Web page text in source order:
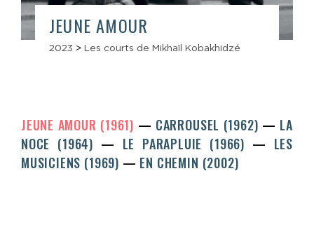
JEUNE AMOUR
2023 > Les courts de Mikhaïl Kobakhidzé
JEUNE AMOUR (1961) CARROUSEL (1962)
LA
NOCE (1964)
LE PARAPLUIE (1966)
LES
MUSICIENS (1969)
EN CHEMIN (2002)